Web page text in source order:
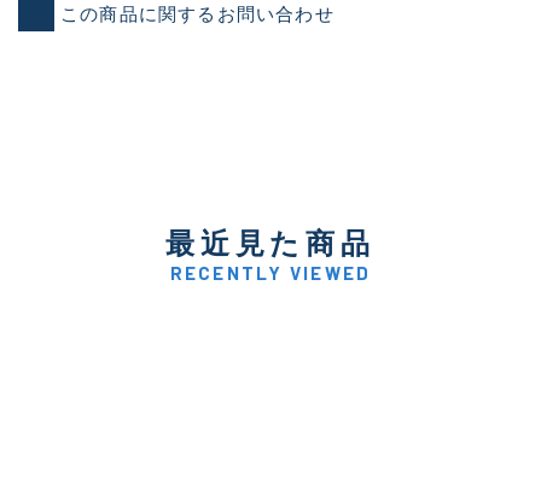
この商品に関するお問い合わせ
最近見た商品
RECENTLY VIEWED